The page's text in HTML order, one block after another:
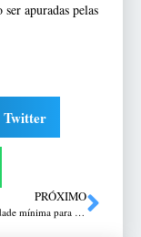
apuradas pelas
Twitter
PRÓXIMO
STF derruba idade mínima para aposentadoria especial: Caroline Pereira, especialista, analisa a decisão